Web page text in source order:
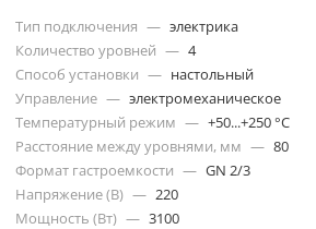
Тип подключения — электрика
Количество уровней — 4
Способ установки — настольный
Управление — электромеханическое
Температурный режим — +50...+250 °C
Расстояние между уровнями, мм — 80
Формат гастроемкости — GN 2/3
Напряжение (В) — 220
Мощность (Вт) — 3100